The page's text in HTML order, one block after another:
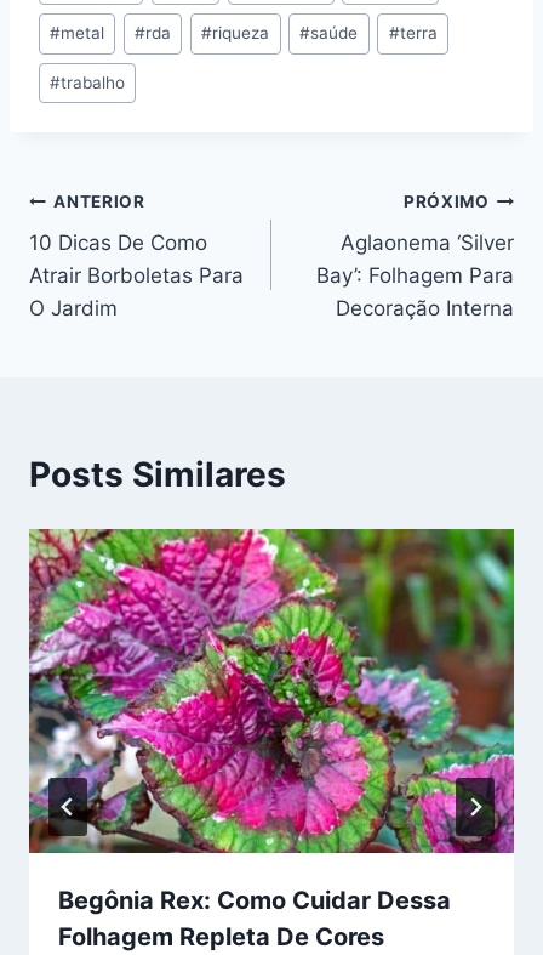
#metal #rda #riqueza #saúde #terra
#trabalho
Navegação
de
Post
ANTERIOR
10 Dicas De Como
Atrair Borboletas Para
O Jardim
PRÓXIMO
Aglaonema ‘Silver
Bay’: Folhagem Para
Decoração Interna
Posts Similares
Begônia Rex: Como Cuidar Dessa
Folhagem Repleta De Cores